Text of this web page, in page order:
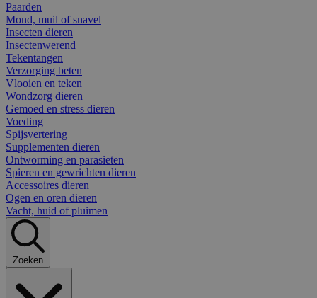
Paarden
Mond, muil of snavel
Insecten dieren
Insectenwerend
Tekentangen
Verzorging beten
Vlooien en teken
Wondzorg dieren
Gemoed en stress dieren
Voeding
Spijsvertering
Supplementen dieren
Ontworming en parasieten
Spieren en gewrichten dieren
Accessoires dieren
Ogen en oren dieren
Vacht, huid of pluimen
Zoeken